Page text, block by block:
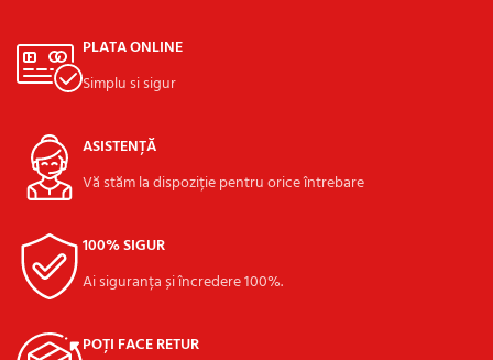
PLATA ONLINE
Simplu si sigur
ASISTENȚĂ
Vă stăm la dispoziție pentru orice întrebare
100% SIGUR
Ai siguranța și încredere 100%.
POȚI FACE RETUR